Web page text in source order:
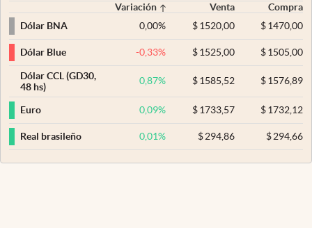
Variación Venta
Compra
Dólar BNA
0,00% $ 1520,00 $1470,00
Dólar Blue -0,33% $ 1525,00 $1505,00
Dólar CCL (GD30,
48 hs)
0,87% $ 1585,52 $1576,89
Euro 0,09% $ 1733,57 $1732,12
Real brasileño 0,01% $ 294,86 $294,66